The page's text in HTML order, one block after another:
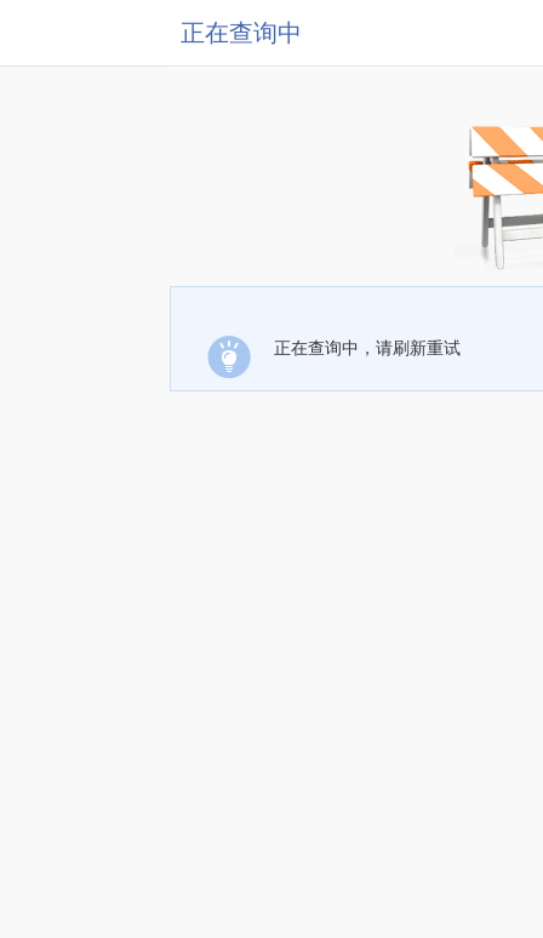
正在查询中
正在查询中，请刷新重试